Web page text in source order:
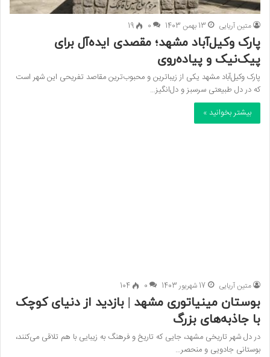
متین آریایی 13 بهمن 1403 0
19
پارک وکیل‌آباد مشهد؛ مقصدی ایده‌آل برای
پیک‌نیک و پیاده‌روی
پارک وکیل‌آباد مشهد یکی از زیباترین و محبوب‌ترین مقاصد تفریحی این شهر است
که در دل طبیعتی سرسبز و دل‌انگیز…
بیشتر بخوانید »
متین آریایی 17 شهریور 1403 0
104
بوستان مینیاتوری مشهد | بازدید از دنیای کوچک
با جاذبه‌های بزرگ
در دل شهر تاریخی مشهد، جایی که تاریخ و فرهنگ به زیبایی با هم تلاقی می‌کنند،
بوستانی جادویی و منحصر…